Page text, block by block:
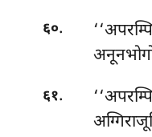
६०.
६१.